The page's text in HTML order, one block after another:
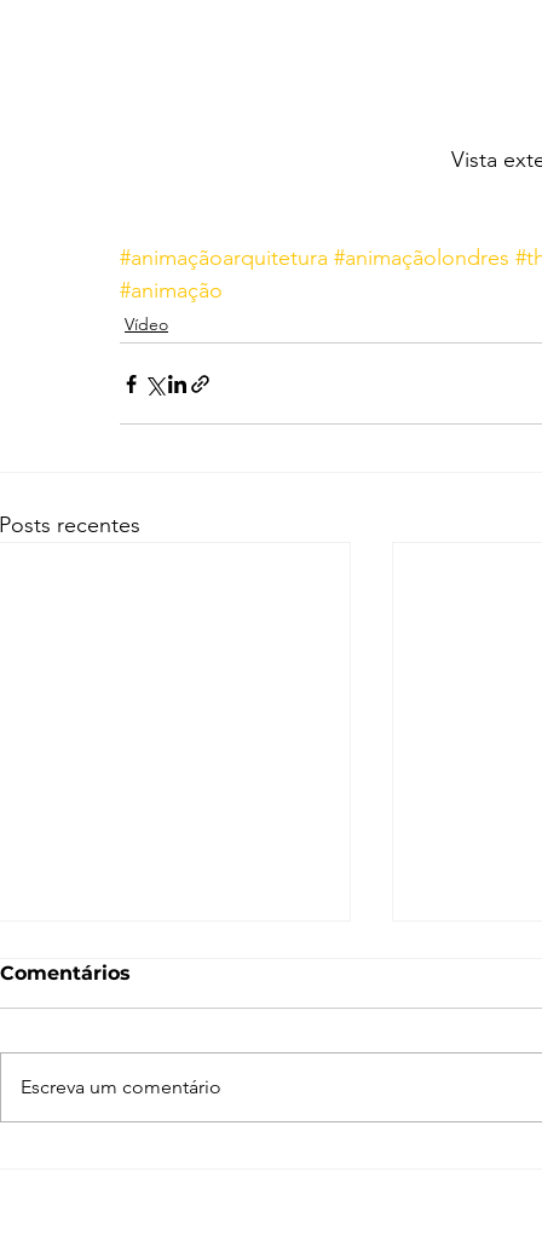
Vista
#animaçãoarquitetura #animaçãolondres
#animação
Vídeo
Posts recentes
Comentários
Escreva um comentário